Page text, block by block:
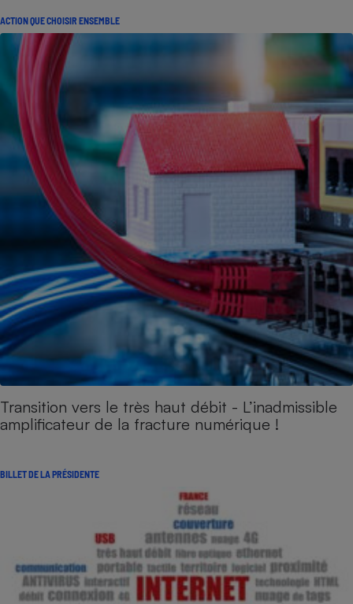
ACTION QUE CHOISIR ENSEMBLE
Transition vers le très haut débit - L’inadmissible
amplificateur de la fracture numérique !
BILLET DE LA PRÉSIDENTE